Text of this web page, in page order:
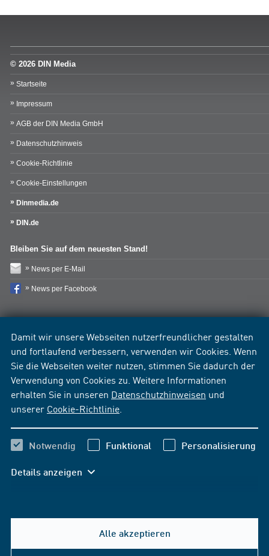
Damit wir unsere Webseiten nutzerfreundlicher gestalten
und fortlaufend verbessern, verwenden wir Cookies. Wenn
Sie die Webseiten weiter nutzen, stimmen Sie dadurch der
Verwendung von Cookies zu. Weitere Informationen
erhalten Sie in unseren Datenschutzhinweisen und
unserer Cookie-Richtlinie
Notwendig Funktional Personalisierung
Details anzeigen
Alle akzeptieren
© 2026 DIN Media
Startseite
Impressum
AGB der DIN Media GmbH
Datenschutzhinweis
Cookie-Richtlinie
Cookie-Einstellungen
Dinmedia.de
DIN.de
Bleiben Sie auf dem neuesten Stand!
News per E-Mail
News per Facebook
Hilfe & Kontakt